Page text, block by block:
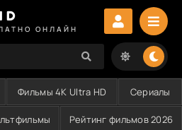
ОНЛАЙН
Фильмы 4K Ultra HD Сериалы
Рейтинг фильмов 2026